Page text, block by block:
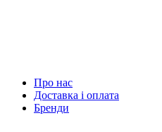
Про нас
Доставка і оплата
Бренди